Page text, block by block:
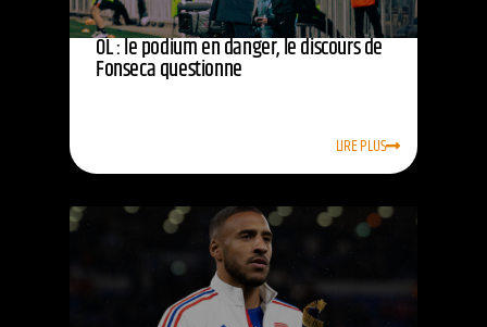
OL : le podium en danger, le discours de
Fonseca questionne
LIRE PLUS